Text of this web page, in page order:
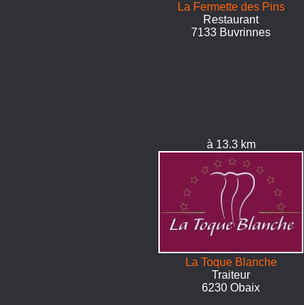
La Fermette des Pins
Restaurant
7133 Buvrinnes
à 13.3 km
La Toque Blanche
Traiteur
6230 Obaix